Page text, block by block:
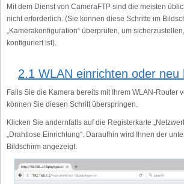
Mit dem Dienst von CameraFTP sind die meisten
nicht erforderlich. (Sie können diese Schritte im
„Kamerakonfiguration“ überprüfen, um
konfiguriert ist).
2.1 WLAN einrichten oder neu
Falls Sie die Kamera bereits mit Ihrem WLAN-Router
können Sie diesen Schritt überspringen.
Klicken Sie andernfalls auf die Registerkarte
„Drahtlose Einrichtung“. Daraufhin wird Ihnen der
Bildschirm angezeigt.